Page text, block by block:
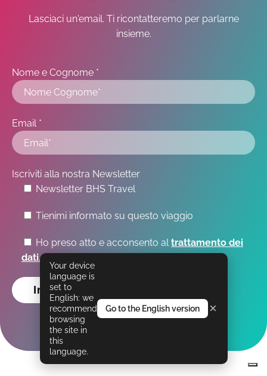
Lasciaci un'email. Ti ricontatteremo per parlarne
insieme.
Nome e Cognome *
Email *
Iscriviti alla nostra Newsletter
Newsletter BHS Travel
Tienimi informato su questo viaggio
Ho preso atto e acconsento altrattamento dei
dati.
Your device
language is
set to
English: we
recommend
browsing
the site in
this
language.
Go to the English version ×